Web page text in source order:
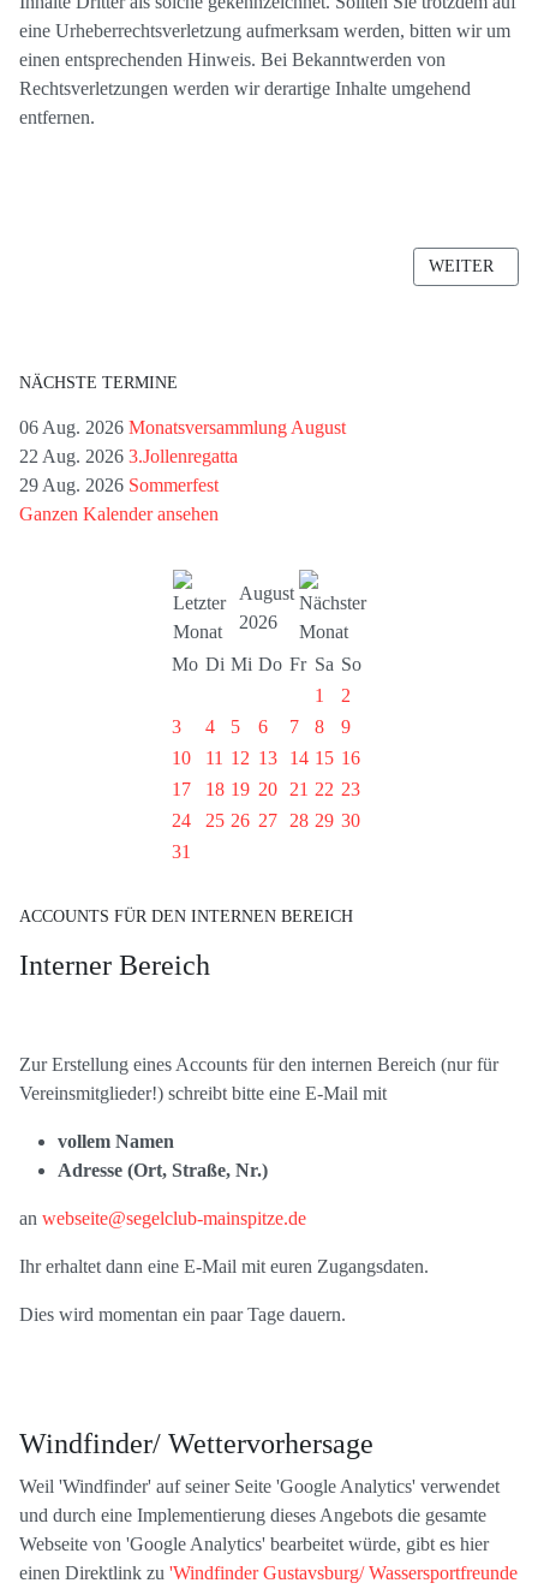
eine Urheberrechtsverletzung aufmerksam werden, bitten wir um
einen entsprechenden Hinweis. Bei Bekanntwerden von
Rechtsverletzungen werden wir derartige Inhalte umgehend
entfernen.
NÄCHSTER
WEITER
NÄCHSTE TERMINE
06 Aug. 2026 Monatsversammlung August
22 Aug. 2026 3.Jollenregatta
29 Aug. 2026 Sommerfest
Ganzen Kalender ansehen
August
2026
Mo Di Mi Do Fr Sa So
1
2
3
4 5 6 7 8
9
10
11 12 13 14 15 16
17
18 19 20 21 22 23
24
25 26 27 28 29 30
31
ACCOUNTS FÜR DEN INTERNEN BEREICH
Interner Bereich
Zur Erstellung eines Accounts für den internen Bereich (nur für
Vereinsmitglieder!) schreibt bitte eine E-Mail mit
vollem Namen
Adresse (Ort, Straße, Nr.)
an webseite@segelclub-mainspitze.de
Ihr erhaltet dann eine E-Mail mit euren Zugangsdaten.
Dies wird momentan ein paar Tage dauern.
Windfinder/ Wettervorhersage
Weil 'Windfinder' auf seiner Seite 'Google Analytics' verwendet
und durch eine Implementierung dieses Angebots die gesamte
Webseite von 'Google Analytics' bearbeitet würde, gibt es hier
einen Direktlink zu 'Windfinder Gustavsburg/ Wassersportfreunde